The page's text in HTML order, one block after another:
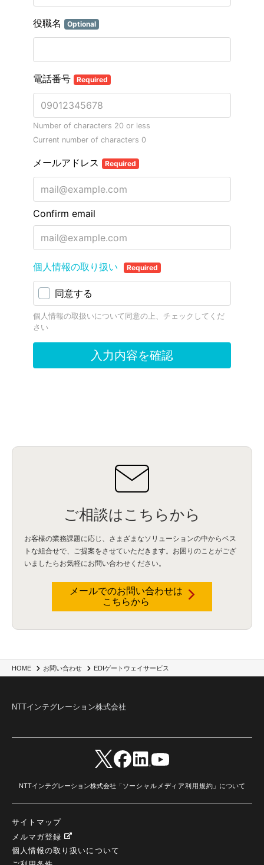
HOME お問い合わせ EDIゲートウェイサービス
ご相談はこちらから
お客様の業務課題に応じ、さまざまなソリューションの中からベス
トな組合せで、
ご提案をさせていただきます。お困りのことがござ
いましたらお気軽にお問い合わせください。
メールでのお問い合わせは
こちらから
NTTインテグレーション株式会社
NTTインテグレーション株式会社「ソーシャルメディア利用規約 」について
サイトマップ
メルマガ登録
個人情報の取り扱いについて